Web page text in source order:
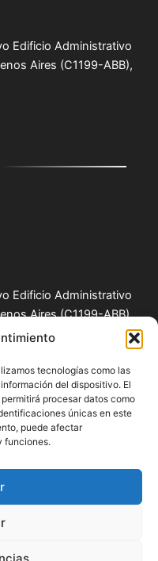
tecnologías como las
del dispositivo. El
procesar datos como
únicas en este
puede afectar
funciones.
Edificio Administrativo
Aires (C1199-ABB),
Edificio Administrativo
Aires (C1199-ABB),